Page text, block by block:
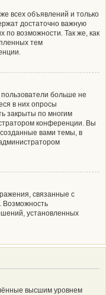
всех объявлений и только
достаточно важную
возможности. Так же, как
тем
больше не
в них опросы
закрыты по многим
конференции. Вы
вами темы, в
связанные с
установленных
высшим уровнем